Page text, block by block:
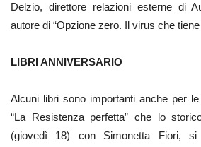
Delzio, direttore relazioni esterne di
autore di “Opzione zero. Il virus che tiene
LIBRI ANNIVERSARIO
Alcuni libri sono importanti anche per
“La Resistenza perfetta” che lo
(giovedì 18) con Simonetta Fiori,